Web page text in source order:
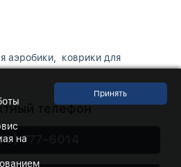
аэробики,
коврики для
телефон
777-6014
на